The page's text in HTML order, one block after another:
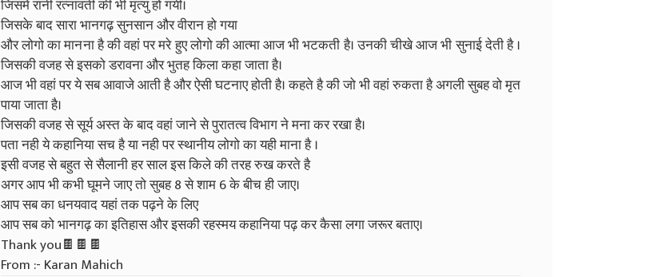
जिसमे रानी रत्नावती की भी मृत्यु हो गयी।
जिसके बाद सारा भानगढ़ सुनसान और वीरान हो गया
और लोगो का मानना है की वहां पर मरे हुए लोगो की आत्मा आज भी भटकती है। उनकी चीखे आज भी सुनाई देती है ।
जिसकी वजह से इसको डरावना और भुतह किला कहा जाता है।
आज भी वहां पर ये सब आवाजे आती है और ऐसी घटनाए होती है। कहते है की जो भी वहां रुकता है अगली सुबह वो मृत
पाया जाता है।
जिसकी वजह से सूर्य अस्त के बाद वहां जाने से पुरातत्व विभाग ने मना कर रखा है।
पता नही ये कहानिया सच है या नही पर स्थानीय लोगो का यही माना है ।
इसी वजह से बहुत से सैलानी हर साल इस किले की तरह रुख करते है
अगर आप भी कभी घूमने जाए तो सुबह 8 से शाम 6 के बीच ही जाए।
आप सब का धनयवाद यहां तक पढ़ने के लिए
आप सब को भानगढ़ का इतिहास और इसकी रहस्मय कहानिया पढ़ कर कैसा लगा जरूर बताए।
Thank you🍫🍫🍫
From :- Karan Mahich